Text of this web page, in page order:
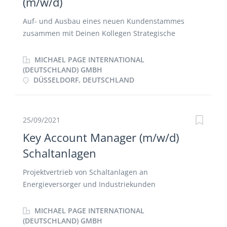
Produkte auf den europäischen Marktplätzen
Auf- und Ausbau eines neuen Kundenstammes
zusammen mit Deinen Kollegen Strategische
Vertrieb des gesamten Produkt- und
Dienstleistungsportfolios Verantwortung des
gesamten Vertriebsprozesses von der Akquise über
und Kundeninformationen im CRM-System
Lösungen Eigenhändige Entwicklung von
Vertriebsstrategien Enge Zusammenarbeit mit den
internen Fachabteilungen und externen Partnern
MICHAEL PAGE INTERNATIONAL
(DEUTSCHLAND) GMBH
DÜSSELDORF, DEUTSCHLAND
25/09/2021
Key Account Manager (m/w/d)
Schaltanlagen
Projektvertrieb von Schaltanlagen an
Energieversorger und Industriekunden
Kundenbeziehungen mit den OEMs der Branche
sowie Akquise von Neukunden Qualitativ
MICHAEL PAGE INTERNATIONAL
(DEUTSCHLAND) GMBH